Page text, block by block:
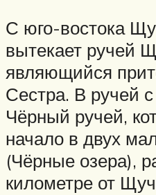
С юго-востока
вытекает ручей
являющийся
Сестра. В ручей
Чёрный ручей,
начало в двух
(Чёрные озера),
километре от